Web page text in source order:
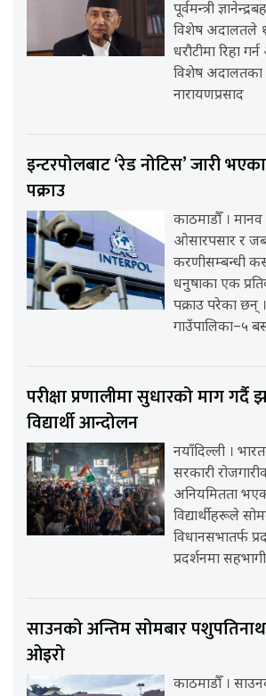
पूर्वमन्त्री
विशेष अदालतले
धरौटीमा रिहा
विशेष
नारायणप्रसाद
इन्टरपोलबाट ‘रेड नोटिस’ जारी
पक्राउ
काठमाडौँ ।
ओसारपसार र
करणीसम्बन्धी
धनुषाका एक
पक्राउ परेका छन्
गाउँपालिका–५
परीक्षा प्रणालीमा सुधारको माग गर्दै
विद्यार्थी आन्दोलन
नयाँदिल्ली ।
सरकारी
अनियमितता
विद्यार्थीहरूले
विधानसभातर्फ
प्रदर्शनमा
साउनको अन्तिम सोमबार
ओइरो
काठमाडौँ ।